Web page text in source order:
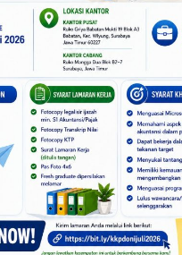
Intelektual (AKHKI)
(AKPI)